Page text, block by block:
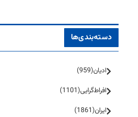
دسته‌بندی‌ها
ادیان(959)
افراط‌گرایی(1101)
ایران(1861)